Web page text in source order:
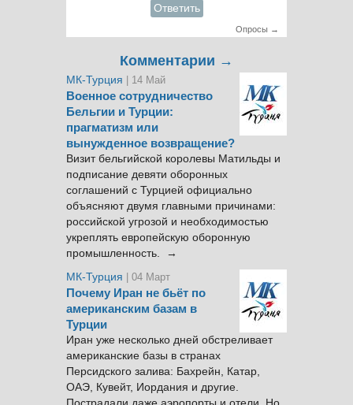
Ответить
Опросы →
Комментарии →
МК-Турция | 14 Май
Военное сотрудничество
Бельгии и Турции:
прагматизм или
вынужденное возвращение?
Визит бельгийской королевы Матильды и
подписание девяти оборонных
соглашений с Турцией официально
объясняют двумя главными причинами:
российской угрозой и необходимостью
укреплять европейскую оборонную
промышленность. →
МК-Турция
| 04 Март
Почему Иран не бьёт по
американским базам в
Турции
Иран уже несколько дней обстреливает
американские базы в странах
Персидского залива: Бахрейн, Катар,
ОАЭ, Кувейт, Иордания и другие.